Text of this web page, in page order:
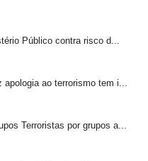
Público contra risco d...
apologia ao terrorismo tem i...
Terroristas por grupos a...